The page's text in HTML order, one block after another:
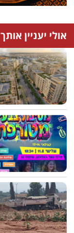
אולי יעניין אותך